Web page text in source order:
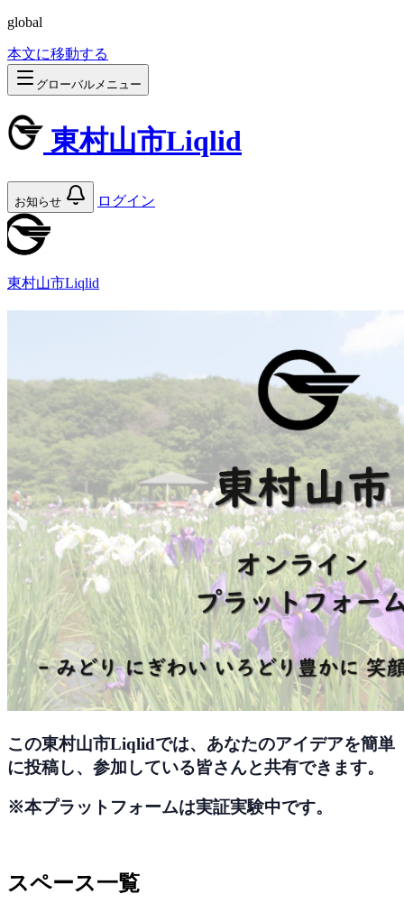
global
本文に移動する
グローバルメニュー
東村山市Liqlid
お知らせ ログイン
東村山市Liqlid
この東村山市Liqlidでは、あなたのアイデアを簡単
に投稿し、参加している皆さんと共有できます。
※本プラットフォームは実証実験中です。
スペース一覧